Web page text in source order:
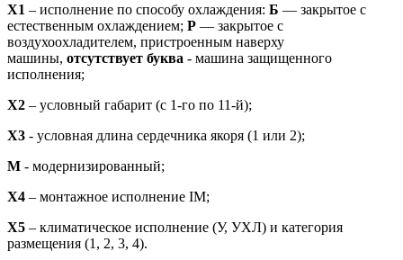
X1 – исполнение по способу охлаждения: Б — закрытое с
естественным охлаждением; Р — закрытое с
воздухоохладителем, пристроенным наверху
машины, отсутствует буква - машина защищенного
исполнения;
X2 – условный габарит (с 1-го по 11-й);
X3 - условная длина сердечника якоря (1 или 2);
М - модернизированный;
Х4 – монтажное исполнение IM;
X5 – климатическое исполнение (У, УХЛ) и категория
размещения (1, 2, 3, 4).